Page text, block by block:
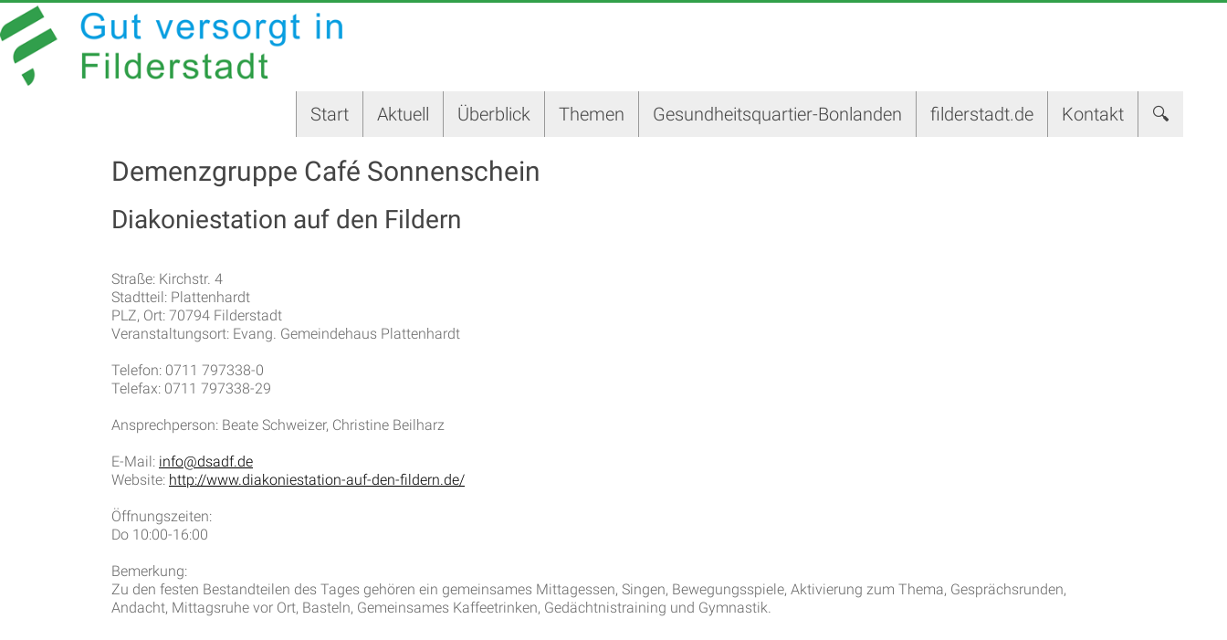
Zum
Inhalt
springen
GUT
VERSORGT
Start Aktuell Überblick Themen Gesundheitsquartier-Bonlanden filderstadt.de Kontakt 🔍
Demenzgruppe Café Sonnenschein
Diakoniestation auf den Fildern
Straße: Kirchstr. 4
Stadtteil: Plattenhardt
PLZ, Ort: 70794 Filderstadt
Veranstaltungsort: Evang. Gemeindehaus Plattenhardt
Telefon: 0711 797338-0
Telefax: 0711 797338-29
Ansprechperson: Beate Schweizer, Christine Beilharz
E-Mail: info@dsadf.de
Website: http://www.diakoniestation-auf-den-fildern.de/
Öffnungszeiten:
Do 10:00-16:00
Bemerkung:
Zu den festen Bestandteilen des Tages gehören ein gemeinsames Mittagessen, Singen, Bewegungsspiele, Aktivierung zum Thema, Gesprächsrunden,
Andacht, Mittagsruhe vor Ort, Basteln, Gemeinsames Kaffeetrinken, Gedächtnistraining und Gymnastik.